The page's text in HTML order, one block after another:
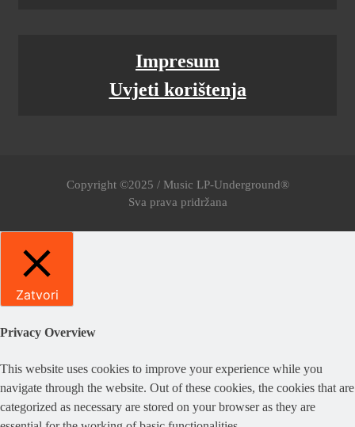
Impresum
Uvjeti korištenja
Copyright ©2025 / Music LP-Underground®
Sva prava pridržana
Zatvori
Privacy Overview
This website uses cookies to improve your experience while you
navigate through the website. Out of these cookies, the cookies that are
categorized as necessary are stored on your browser as they are